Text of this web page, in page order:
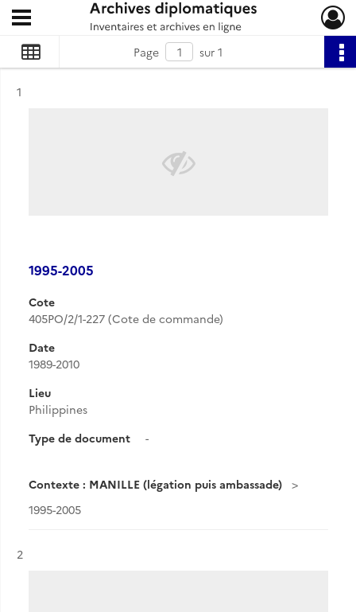
Archives diplomatiques
Ouvrir le menu déroulant
Page sur 1
Résultat n°
1
1995-2005
Cote
405PO/2/1-227 (Cote de commande)
Date
1989-2010
Lieu
Philippines
Type de document
-
Contexte : MANILLE (légation puis ambassade)
1995-2005
Résultat n°
2